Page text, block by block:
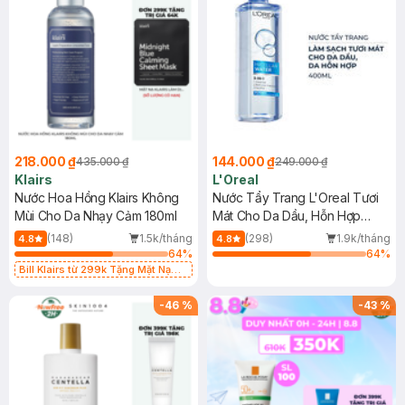
218.000 ₫435.000 ₫
Klairs
Nước Hoa Hồng Klairs Không
Mùi Cho Da Nhạy Cảm 180ml
4.8 (148)
1.5k/tháng
64%
Bill Klairs từ 299k Tặng Mặt Nạ
25ml (SL Có Hạn)
144.000 ₫249.000 ₫
L'Oreal
Nước Tẩy Trang L'Oreal Tươi
Mát Cho Da Dầu, Hỗn Hợp
400ml
4.8 (298)
1.9k/tháng
64%
-46 % -43%